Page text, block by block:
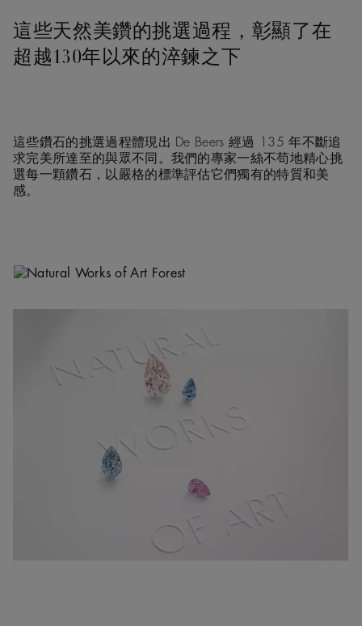
這些天然美鑽的挑選過程，彰顯了在
超越130年以來的淬鍊之下
這些鑽石的挑選過程體現出 De Beers 經過 135 年不斷追
求完美所達至的與眾不同。我們的專家一絲不苟地精心挑
選每一顆鑽石，以嚴格的標準評估它們獨有的特質和美
感。